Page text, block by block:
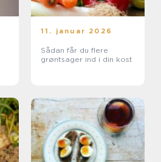
11. januar 2026
Sådan får du flere
grøntsager ind i din kost